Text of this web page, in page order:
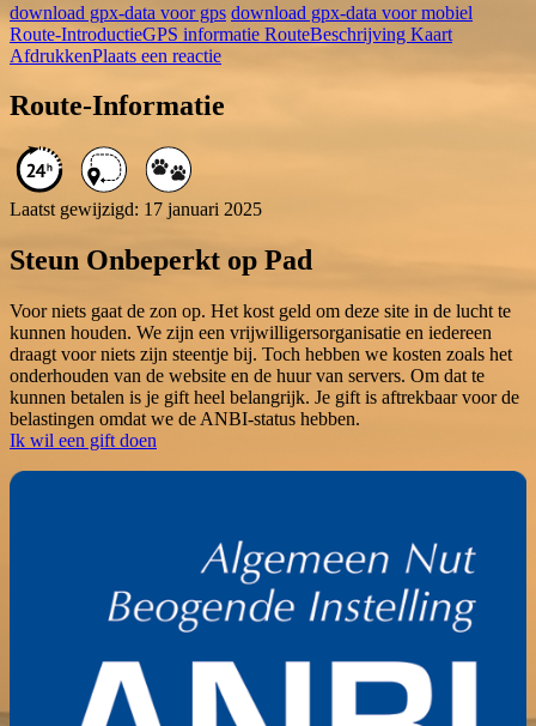
download gpx-data voor gps download gpx-data voor mobiel
Route-IntroductieGPS informatie RouteBeschrijving Kaart
AfdrukkenPlaats een reactie
Route-Informatie
Laatst gewijzigd: 17 januari 2025
Steun Onbeperkt op Pad
Voor niets gaat de zon op. Het kost geld om deze site in de lucht te
kunnen houden. We zijn een vrijwilligersorganisatie en iedereen
draagt voor niets zijn steentje bij. Toch hebben we kosten zoals het
onderhouden van de website en de huur van servers. Om dat te
kunnen betalen is je gift heel belangrijk. Je gift is aftrekbaar voor de
belastingen omdat we de ANBI-status hebben.
Ik wil een gift doen